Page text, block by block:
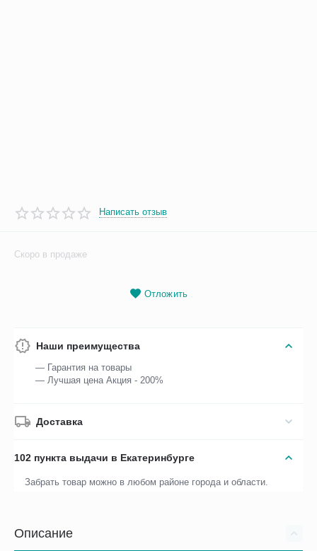
Написать отзыв
Скоро в продаже
Отложить
Наши преимущества
— Гарантия на товары
— Лучшая цена Акция - 200%
Доставка
102 пункта выдачи в Екатеринбурге
Забрать товар можно в любом районе города и области.
Описание